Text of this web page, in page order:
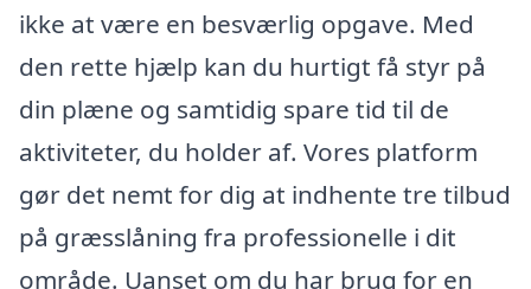
ikke at være en besværlig opgave. Med
den rette hjælp kan du hurtigt få styr på
din plæne og samtidig spare tid til de
aktiviteter, du holder af. Vores platform
gør det nemt for dig at indhente tre tilbud
på græsslåning fra professionelle i dit
område. Uanset om du har brug for en